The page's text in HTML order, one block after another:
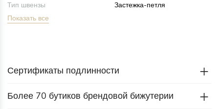
Тип швензы
Застежка-петля
Показать все
Сертификаты подлинности
Более 70 бутиков брендовой бижутерии